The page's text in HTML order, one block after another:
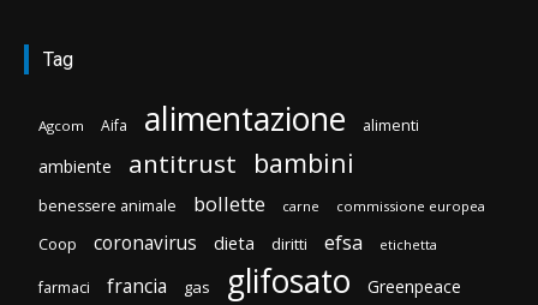
Tag
Agcom Aifa alimentazione alimenti
ambiente antitrust bambini
benessere animale bollette carne commissione europea
Coop coronavirus dieta diritti efsa etichetta
farmaci francia gas glifosato Greenpeace